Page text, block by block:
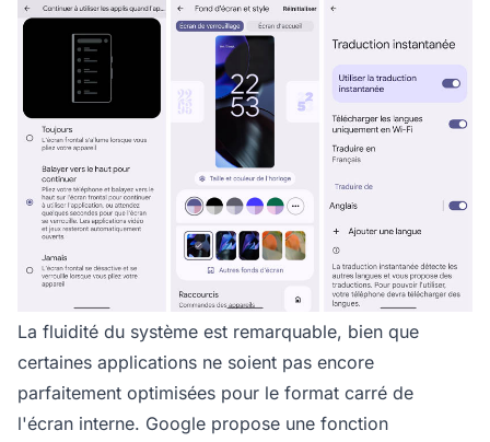
La fluidité du système est remarquable, bien que
certaines applications ne soient pas encore
parfaitement optimisées pour le format carré de
l'écran interne. Google propose une fonction